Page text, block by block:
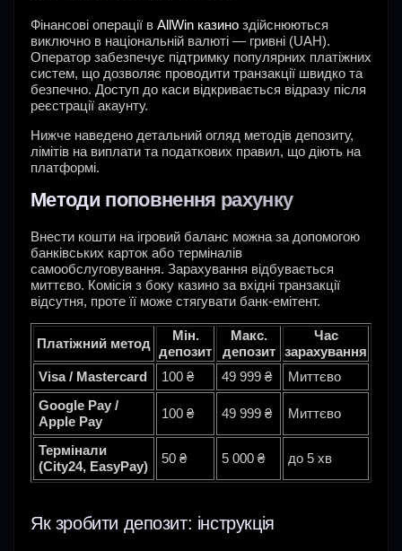
Фінансові операції в AllWin казино здійснюються
виключно в національній валюті — гривні (UAH).
Оператор забезпечує підтримку популярних платіжних
систем, що дозволяє проводити транзакції швидко та
безпечно. Доступ до каси відкривається відразу після
реєстрації акаунту.
Нижче наведено детальний огляд методів депозиту,
лімітів на виплати та податкових правил, що діють на
платформі.
Методи поповнення рахунку
Внести кошти на ігровий баланс можна за допомогою
банківських карток або терміналів
самообслуговування. Зарахування відбувається
миттєво. Комісія з боку казино за вхідні транзакції
відсутня, проте її може стягувати банк-емітент.
Платіжний метод
Мін.
депозит
Макс.
депозит
Час
зарахування
Visa / Mastercard
100 ₴ 49 999 ₴
Миттєво
Google Pay /
Apple Pay
100 ₴ 49 999 ₴ Миттєво
Термінали
(City24, EasyPay)
50 ₴ 5 000 ₴ до 5 хв
Як зробити депозит: інструкція